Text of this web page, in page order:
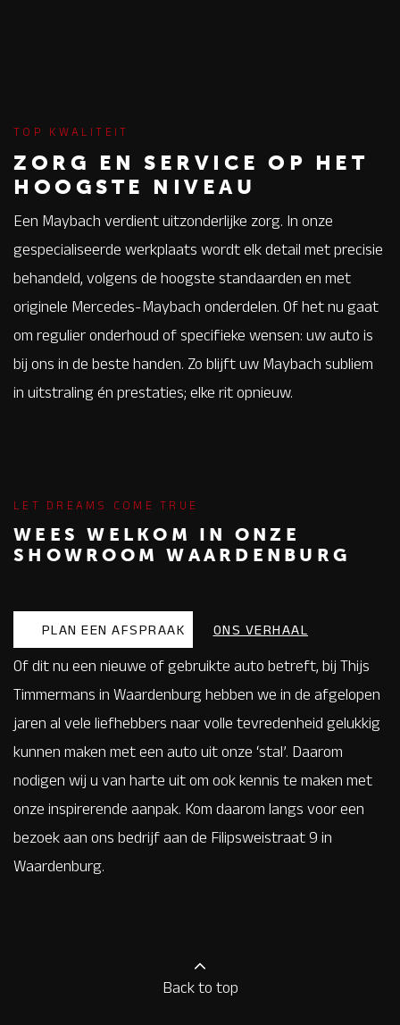
TOP KWALITEIT
ZORG EN SERVICE OP HET
HOOGSTE NIVEAU
Een Maybach verdient uitzonderlijke zorg. In onze
gespecialiseerde werkplaats wordt elk detail met precisie
behandeld, volgens de hoogste standaarden en met
originele Mercedes-Maybach onderdelen. Of het nu gaat
om regulier onderhoud of specifieke wensen: uw auto is
bij ons in de beste handen. Zo blijft uw Maybach subliem
in uitstraling én prestaties; elke rit opnieuw.
LET DREAMS COME TRUE
WEES WELKOM IN ONZE
SHOWROOM WAARDENBURG
PLAN EEN AFSPRAAK ONS VERHAAL
Of dit nu een nieuwe of gebruikte auto betreft, bij Thijs
Timmermans in Waardenburg hebben we in de afgelopen
jaren al vele liefhebbers naar volle tevredenheid gelukkig
kunnen maken met een auto uit onze ‘stal’. Daarom
nodigen wij u van harte uit om ook kennis te maken met
onze inspirerende aanpak. Kom daarom langs voor een
bezoek aan ons bedrijf aan de Filipsweistraat 9 in
Waardenburg.
Back to top